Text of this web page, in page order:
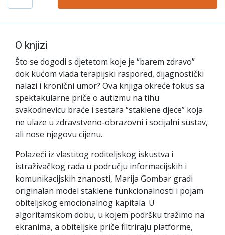
O knjizi
Što se dogodi s djetetom koje je “barem zdravo”
dok kućom vlada terapijski raspored, dijagnostički
nalazi i kronični umor? Ova knjiga okreće fokus sa
spektakularne priče o autizmu na tihu
svakodnevicu braće i sestara “staklene djece” koja
ne ulaze u zdravstveno-obrazovni i socijalni sustav,
ali nose njegovu cijenu.
Polazeći iz vlastitog roditeljskog iskustva i
istraživačkog rada u području informacijskih i
komunikacijskih znanosti, Marija Gombar gradi
originalan model staklene funkcionalnosti i pojam
obiteljskog emocionalnog kapitala. U
algoritamskom dobu, u kojem podršku tražimo na
ekranima, a obiteljske priče filtriraju platforme,